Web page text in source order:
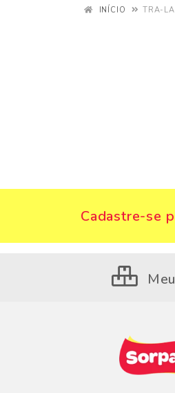
INÍCIO TRA-
Cadastre-se